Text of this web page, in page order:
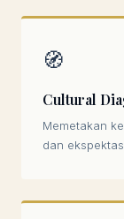
🧭
Cultural
Memetakan
dan